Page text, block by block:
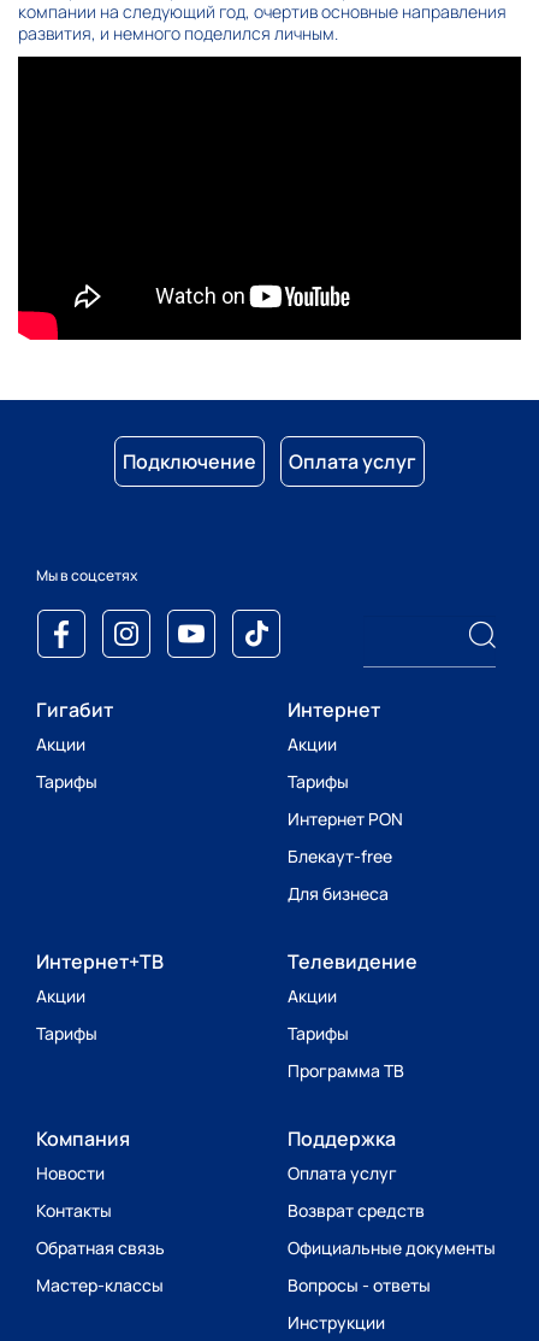
компании на следующий год, очертив основные направления
развития, и немного поделился личным.
Подключение Оплата услуг
Мы в соцсетях
Гигабит
Акции
Тарифы
Интернет
Акции
Тарифы
Интернет PON
Блекаут-free
Для бизнеса
Интернет+ТВ
Акции
Тарифы
Телевидение
Акции
Тарифы
Программа ТВ
Поддержка
Оплата услуг
Возврат средств
Официальные документы
Вопросы - ответы
Инструкции
Компания
Новости
Контакты
Обратная связь
Мастер-классы